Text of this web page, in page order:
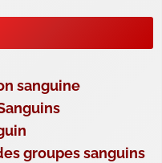
sanguine
groupes sanguins